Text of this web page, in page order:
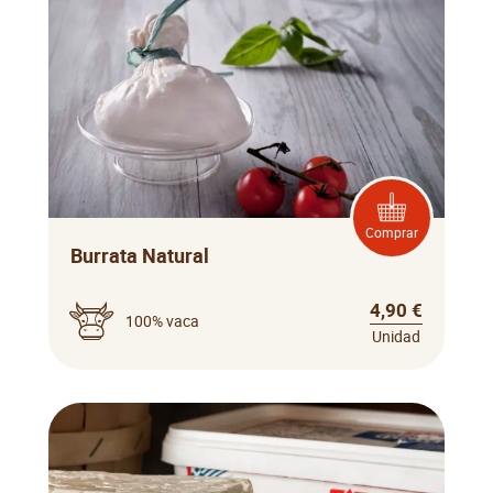
Comprar
Burrata Natural
100% vaca 4,90 €
Unidad